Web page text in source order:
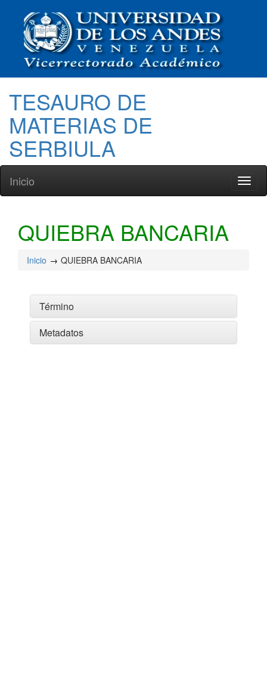
TESAURO DE
MATERIAS DE
SERBIULA
Inicio
QUIEBRA BANCARIA
Inicio QUIEBRA BANCARIA
Término
Metadatos